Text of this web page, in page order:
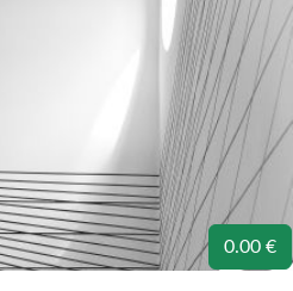
0.00 €